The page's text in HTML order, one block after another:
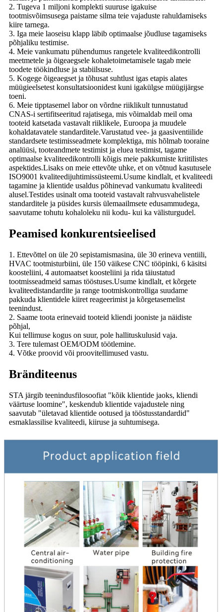
2. Tugeva 1 miljoni komplekti suuruse igakuise
tootmisvõimsusega paistame silma teie vajaduste rahuldamiseks
kiire tarnega.
3. Iga meie laoseisu klapp läbib optimaalse jõudluse tagamiseks
põhjaliku testimise.
4. Meie vankumatu pühendumus rangetele kvaliteedikontrolli
meetmetele ja õigeaegsele kohaletoimetamisele tagab meie
toodete töökindluse ja stabiilsuse.
5. Kogege õigeaegset ja tõhusat suhtlust igas etapis alates
müügieelsetest konsultatsioonidest kuni igakülgse müügijärgse
toeni.
6. Meie tipptasemel labor on võrdne riiklikult tunnustatud
CNAS-i sertifitseeritud rajatisega, mis võimaldab meil oma
tooteid katsetada vastavalt riiklikele, Euroopa ja muudele
kohaldatavatele standarditele.Varustatud vee- ja gaasiventiilide
standardsete testimisseadmete komplektiga, mis hõlmab tooraine
analüüsi, tooteandmete testimist ja eluea testimist, tagame
optimaalse kvaliteedikontrolli kõigis meie pakkumiste kriitilistes
aspektides.Lisaks on meie ettevõte uhke, et on võtnud kasutusele
ISO9001 kvaliteedijuhtimissüsteemi.Usume kindlalt, et kvaliteedi
tagamine ja klientide usaldus põhinevad vankumatu kvaliteedi
alusel.Testides usinalt oma tooteid vastavalt rahvusvahelistele
standarditele ja püsides kursis ülemaailmsete edusammudega,
saavutame tohutu kohaloleku nii kodu- kui ka välisturgudel.
Peamised konkurentsieelised
1. Ettevõttel on üle 20 sepistamismasina, üle 30 erineva ventiili,
HVAC tootmisturbiini, üle 150 väikese CNC tööpinki, 6 käsitsi
koosteliini, 4 automaatset koosteliini ja rida täiustatud
tootmisseadmeid samas tööstuses.Usume kindlalt, et kõrgete
kvaliteedistandardite ja range tootmiskontrolliga suudame
pakkuda klientidele kiiret reageerimist ja kõrgetasemelist
teenindust.
2. Saame toota erinevaid tooteid kliendi jooniste ja näidiste
põhjal,
Kui tellimuse kogus on suur, pole hallituskulusid vaja.
3. Tere tulemast OEM/ODM töötlemine.
4. Võtke proovid või proovitellimused vastu.
Bränditeenus
STA järgib teenindusfilosoofiat "kõik klientide jaoks, kliendi
väärtuse loomine", keskendub klientide vajadustele ning
saavutab "ületavad klientide ootused ja tööstusstandardid"
esmaklassilise kvaliteedi, kiiruse ja suhtumisega.